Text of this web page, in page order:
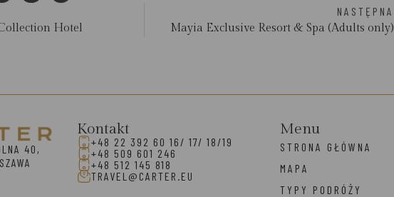
Hotel
NASTĘPNA
Mayia Exclusive Resort & Spa (Adults only)
40,
Kontakt
+48 22 392 60 16/ 17/ 18/19
+48 509 601 246
+48 512 145 818
TRAVEL@CARTER.EU
Menu
STRONA GŁÓWNA
MAPA
TYPY PODRÓŻY